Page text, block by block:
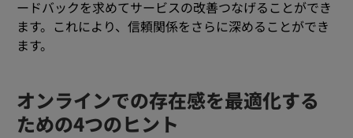
ードバックを求めてサービスの改善つなげることができ
ます。これにより、信頼関係をさらに深めることができ
ます。
オンラインでの存在感を最適化する
ための4つのヒント